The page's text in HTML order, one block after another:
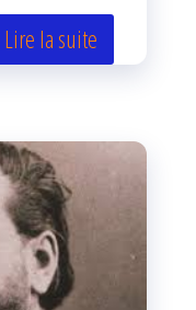
Lire la suite